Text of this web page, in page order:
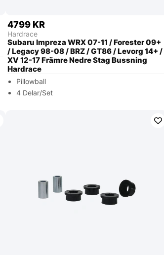
4799 KR
Hardrace
Subaru Impreza WRX 07-11 / Forester 09+
/ Legacy 98-08 / BRZ / GT86 / Levorg 14+ /
XV 12-17 Främre Nedre Stag Bussning
Hardrace
Pillowball
4 Delar/Set